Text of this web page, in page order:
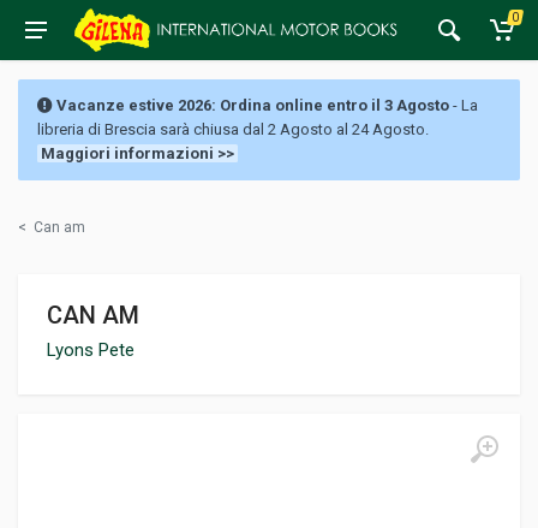
0
Vacanze estive 2026: Ordina online entro il 3 Agosto - La
libreria di Brescia sarà chiusa dal 2 Agosto al 24 Agosto.
Maggiori informazioni >>
< Can am
CAN AM
Lyons Pete